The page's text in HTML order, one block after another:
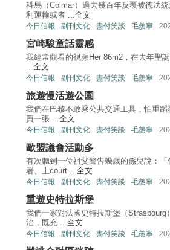
科馬（Colmar）過去幾百年反覆被德法
利運輸或者 ...全文
今日信報 副刊文化 盡付笑談 毛羨寧
宮崎駿童話靈感
我經常觀看的視頻Her 86m2，在去年聖
...全文
今日信報 副刊文化 盡付笑談 毛羨寧
旅遊慢活遊公園
我們在巴黎不敢乘公共交通工具，怕重
買一張 ...全文
今日信報 副刊文化 盡付笑談 毛羨寧
歐盟議會活動多
有次聽到一位祖父警告幾歲的孫兒說：
署、上court ...全文
今日信報 副刊文化 盡付笑談 毛羨寧
重遊史特拉斯堡
我們一家對法國史特拉斯堡（
治，既充 ...全文
今日信報 副刊文化 盡付笑談 毛羨寧